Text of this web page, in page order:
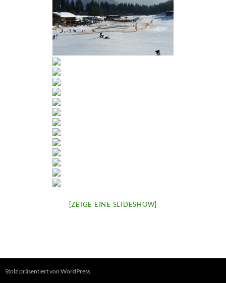
[ZEIGE EINE SLIDESHOW]
Stolz präsentiert von WordPress